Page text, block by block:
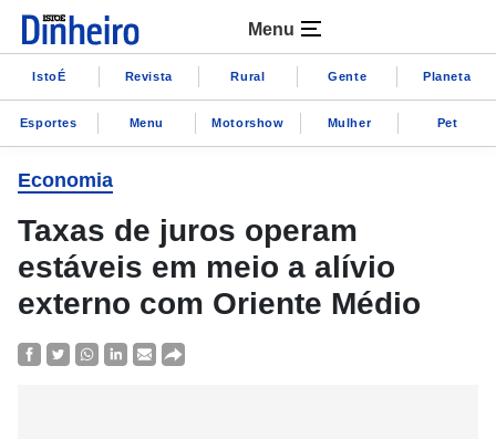
Menu
IstoÉ Revista Rural Gente Planeta
Esportes Menu Motorshow Mulher Pet
Economia
Taxas de juros operam
estáveis em meio a alívio
externo com Oriente Médio